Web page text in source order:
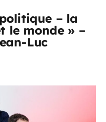
– la
le monde » –
Luc